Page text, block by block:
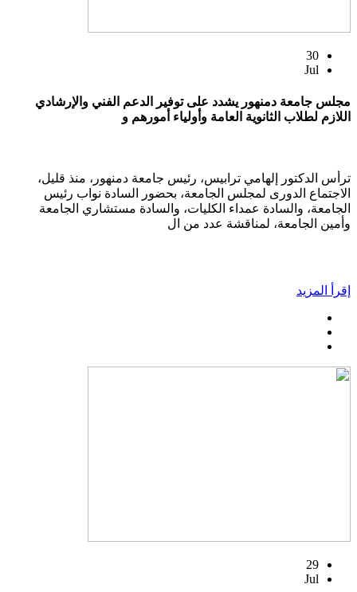
30
Jul
مجلس جامعة دمنهور يشدد على توفير الدعم الفني والإرشادي
اللازم لطلاب الثانوية العامة وأولياء أمورهم و
ترأس الدكتور إلهامي ترابيس، رئيس جامعة دمنهور، منذ قليل،
الاجتماع الدورى لمجلس الجامعة، بحضور السادة نواب رئيس
الجامعة، والسادة عمداء الكليات، والسادة مستشاري الجامعة
وأمين الجامعة، لمناقشة عدد من ال
إقرأ المزيد
29
Jul